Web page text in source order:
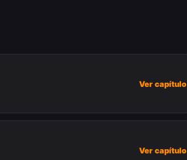
Ver capítulo
Ver capítulo